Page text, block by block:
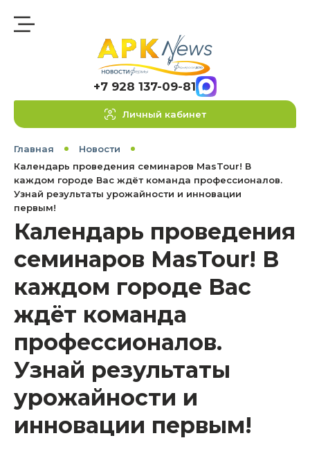
+7 928 137-09-81
Личный кабинет
Главная
Новости
Календарь проведения семинаров MasTour! В
каждом городе Вас ждёт команда профессионалов.
Узнай результаты урожайности и инновации
первым!
Календарь проведения
семинаров MasTour! В
каждом городе Вас
ждёт команда
профессионалов.
Узнай результаты
урожайности и
инновации первым!